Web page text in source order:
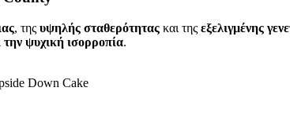
, της υψηλής σταθερότητας και της εξελιγμένης
ψυχική ισορροπία.
Down Cake